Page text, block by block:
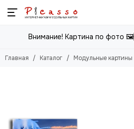
Модульные картины
Смотреть все товары
Еда
Внимание! Картина по фото 🖼️
Главная Каталог Модульные картины